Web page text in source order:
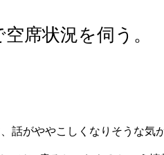
席状況を伺う。
話がややこしくなりそうな気